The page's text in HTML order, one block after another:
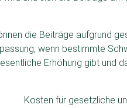
die Beiträge aufgrund
wenn bestimmte
Erhöhung gibt und
Kosten für gesetzliche